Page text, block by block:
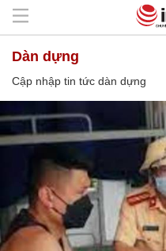
dàn dựng
Cập nhập tin tức dàn dựng